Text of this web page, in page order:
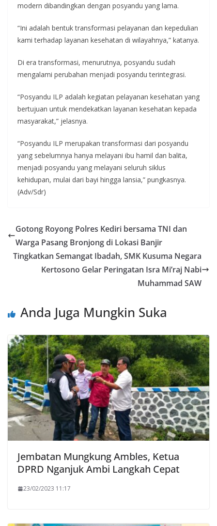
modern dibandingkan dengan posyandu yang lama.
“Ini adalah bentuk transformasi pelayanan dan kepedulian
kami terhadap layanan kesehatan di wilayahnya,” katanya.
Di era transformasi, menurutnya, posyandu sudah
mengalami perubahan menjadi posyandu terintegrasi.
“Posyandu ILP adalah kegiatan pelayanan kesehatan yang
bertujuan untuk mendekatkan layanan kesehatan kepada
masyarakat,” jelasnya.
“Posyandu ILP merupakan transformasi dari posyandu
yang sebelumnya hanya melayani ibu hamil dan balita,
menjadi posyandu yang melayani seluruh siklus
kehidupan, mulai dari bayi hingga lansia,” pungkasnya.
(Adv/Sdr)
Gotong Royong Polres Kediri bersama TNI dan
Warga Pasang Bronjong di Lokasi Banjir
Tingkatkan Semangat Ibadah, SMK Kusuma Negara
Kertosono Gelar Peringatan Isra Mi’raj Nabi
Muhammad SAW
Anda Juga Mungkin Suka
Jembatan Mungkung Ambles, Ketua
DPRD Nganjuk Ambi Langkah Cepat
23/02/2023 11:17